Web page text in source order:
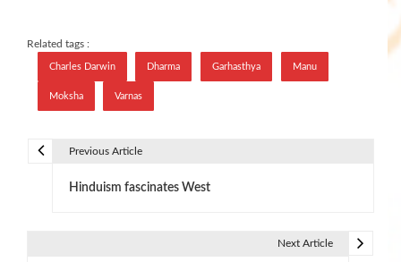
Related tags :
Charles Darwin Dharma Garhasthya Manu
Moksha Varnas
Previous Article
Hinduism fascinates West
Next Article